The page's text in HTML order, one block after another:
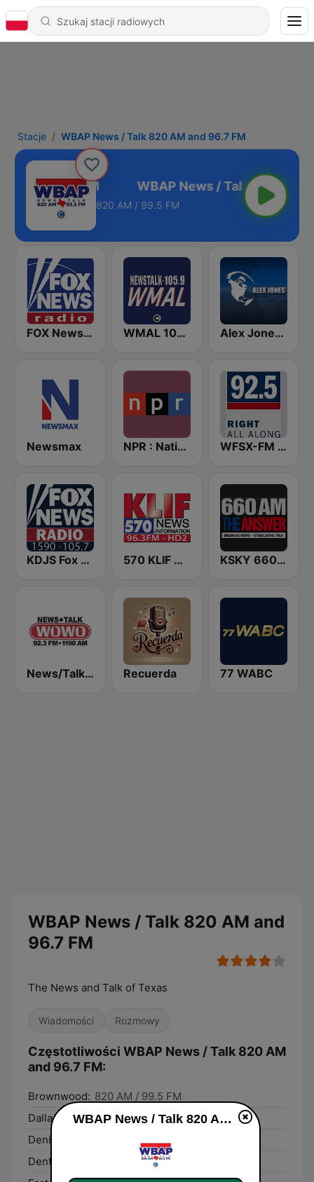
Stacje WBAP News / Talk 820 AM and 96.7 FM
and 96.7 FM
820 AM / 99.5 FM
FOX News Radio WMAL 105.9 FM Alex Jones - Infowars.com
Newsmax NPR : National Public Radio WFSX-FM 92.5 Right All Along (US Only)
KDJS Fox News Radio 1590 / 105.7 570 KLIF News/Information KSKY 660 AM The Answer
News/Talk WOWO Recuerda 77 WABC
WBAP News / Talk 820 AM and
96.7 FM
The News and Talk of Texas
Wiadomości Rozmowy
Częstotliwości WBAP News / Talk 820 AM
and 96.7 FM:
Brownwood: 820 AM / 99.5 FM
Dallas:
820 AM / 99.5 FM
Denison:
820 AM / 99.5 FM
Denton:
820 AM / 99.5 FM
WBAP News / Talk 820 AM and 96.7 FM na żywo